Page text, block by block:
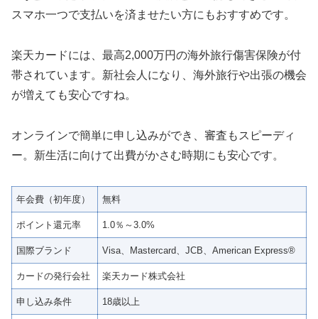
スマホ一つで支払いを済ませたい方にもおすすめです。
楽天カードには、最高2,000万円の海外旅行傷害保険が付
帯されています。新社会人になり、海外旅行や出張の機会
が増えても安心ですね。
オンラインで簡単に申し込みができ、審査もスピーディ
ー。新生活に向けて出費がかさむ時期にも安心です。
年会費（初年度） 無料
ポイント還元率 1.0％～3.0%
国際ブランド Visa、Mastercard、JCB、American Express®
カードの発行会社 楽天カード株式会社
申し込み条件 18歳以上